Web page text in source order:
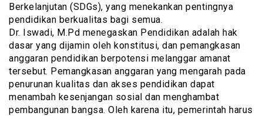
Berkelanjutan (SDGs), yang menekankan pentingnya
pendidikan berkualitas bagi semua.
Dr. Iswadi, M.Pd menegaskan Pendidikan adalah hak
dasar yang dijamin oleh konstitusi, dan pemangkasan
anggaran pendidikan berpotensi melanggar amanat
tersebut. Pemangkasan anggaran yang mengarah pada
penurunan kualitas dan akses pendidikan dapat
menambah kesenjangan sosial dan menghambat
pembangunan bangsa. Oleh karena itu, pemerintah harus